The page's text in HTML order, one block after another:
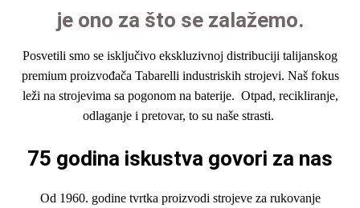
je ono za što se zalažemo.
Posvetili smo se isključivo ekskluzivnoj distribuciji talijanskog
premium proizvođača Tabarelli industriskih strojevi. Naš fokus
leži na strojevima sa pogonom na baterije. Otpad, recikliranje,
odlaganje i pretovar, to su naše strasti.
75 godina iskustva govori za nas
Od 1960. godine tvrtka proizvodi strojeve za rukovanje